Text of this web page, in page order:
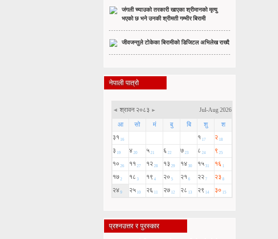
जंगली च्याउको तरकारी खाएका श्रीमानको मृत्यु
भएको छ भने उनकी श्रीमती गम्भीर बिरामी
जीवजन्तुले टोकेका बिरामीको डिजिटल अभिलेख राख्दै
नेपाली पात्रो
प्रश्नउत्तर र पुरस्कार